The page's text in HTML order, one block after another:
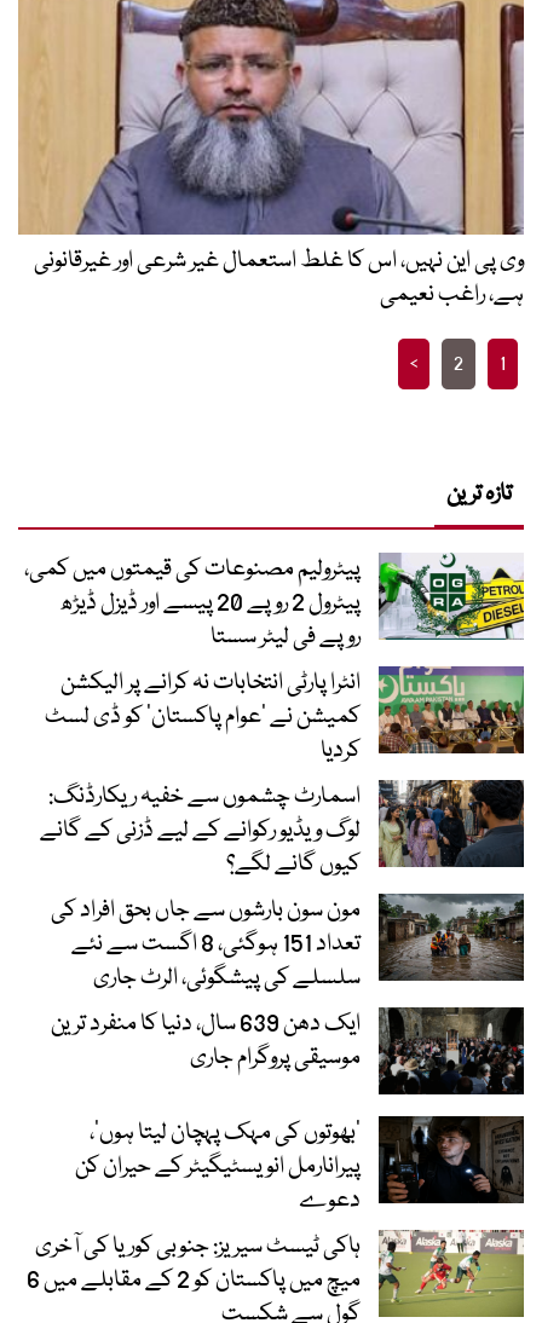
وی پی این نہیں، اس کا غلط استعمال غیر شرعی اور غیرقانونی
ہے، راغب نعیمی
Posts
pagination
1
2
>
تازہ ترین
پیٹرولیم مصنوعات کی قیمتوں میں کمی،
پیٹرول 2 روپے 20 پیسے اور ڈیزل ڈیڑھ
روپے فی لیٹر سستا
انٹرا پارٹی انتخابات نہ کرانے پر الیکشن
کمیشن نے ’عوام پاکستان‘ کو ڈی لسٹ
کردیا
اسمارٹ چشموں سے خفیہ ریکارڈنگ:
لوگ ویڈیو رکوانے کے لیے ڈزنی کے گانے
کیوں گانے لگے؟
مون سون بارشوں سے جاں بحق افراد کی
تعداد 151 ہوگئی، 8 اگست سے نئے
سلسلے کی پیشگوئی، الرٹ جاری
ایک دھن 639 سال، دنیا کا منفرد ترین
موسیقی پروگرام جاری
‘بھوتوں کی مہک پہچان لیتا ہوں’،
پیرانارمل انویسٹیگیٹر کے حیران کن
دعوے
ہاکی ٹیسٹ سیریز: جنوبی کوریا کی آخری
میچ میں پاکستان کو 2 کے مقابلے میں 6
گول سے شکست